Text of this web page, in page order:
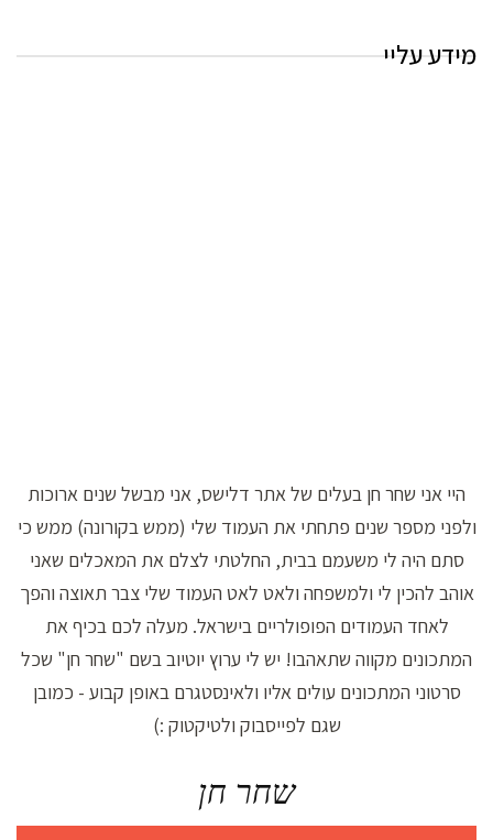
מידע עליי
היי אני שחר חן בעלים של אתר דלישס, אני מבשל שנים ארוכות
ולפני מספר שנים פתחתי את העמוד שלי (ממש בקורונה) ממש כי
סתם היה לי משעמם בבית, החלטתי לצלם את המאכלים שאני
אוהב להכין לי ולמשפחה ולאט לאט העמוד שלי צבר תאוצה והפך
לאחד העמודים הפופולריים בישראל. מעלה לכם בכיף את
המתכונים מקווה שתאהבו! יש לי ערוץ יוטיוב בשם "שחר חן" שכל
סרטוני המתכונים עולים אליו ולאינסטגרם באופן קבוע - כמובן
שגם לפייסבוק ולטיקטוק :)
שחר חן